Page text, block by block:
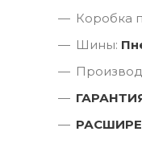
Коробка
Шины: